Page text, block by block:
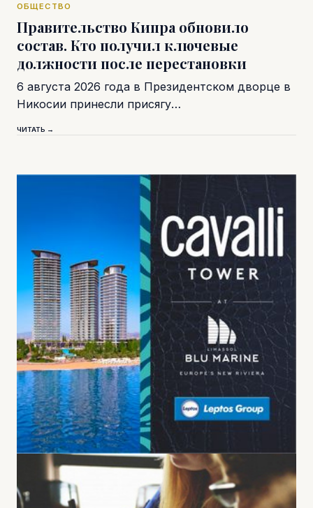
ОБЩЕСТВО
Правительство Кипра обновило
состав. Кто получил ключевые
должности после перестановки
6 августа 2026 года в Президентском дворце в
Никосии принесли присягу…
ЧИТАТЬ →